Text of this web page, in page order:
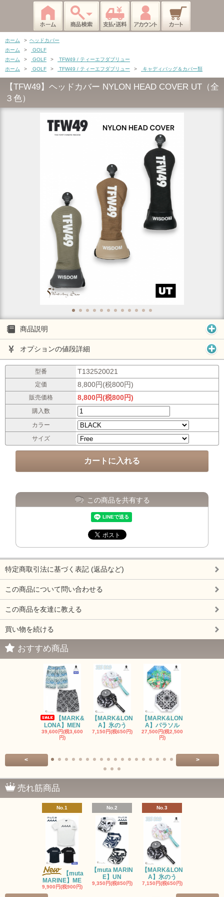
ホーム > ヘッドカバー
ホーム
>
GOLF
ホーム
> GOLF >
TFW49 / ティーエフダブリュー
ホーム
> GOLF > TFW49 / ティーエフダブリュー > キャディバッグ＆カバー類
【TFW49】ヘッドカバー NYLON HEAD COVER UT（全
３色）
商品説明
オプションの値段詳細
型番 T132520021
定価 8,800円(税800円)
販売価格 8,800円(税800円)
購入数
カラー
サイズ
この商品を共有する
特定商取引法に基づく表記 (返品など)
この商品について問い合わせる
この商品を友達に教える
買い物を続ける
おすすめ商品
【MARK&
LONA】MEN
39,600円(税3,600
円)
【MARK&LON
A】氷のう
7,150円(税650円)
【MARK&LON
A】パラソル
27,500円(税2,500
円)
< >
売れ筋商品
No.1
【muta
MARINE】ME
9,900円(税900円)
No.2
【muta MARIN
E】UN
9,350円(税850円)
No.3
【MARK&LON
A】氷のう
7,150円(税650円)